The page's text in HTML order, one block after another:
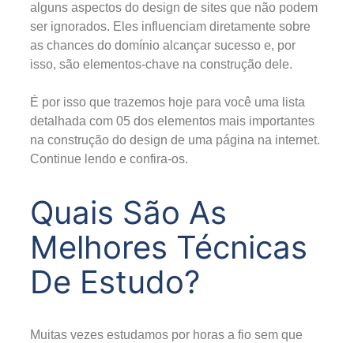
alguns aspectos do design de sites que não podem
ser ignorados. Eles influenciam diretamente sobre
as chances do domínio alcançar sucesso e, por
isso, são elementos-chave na construção dele.
É por isso que trazemos hoje para você uma lista
detalhada com 05 dos elementos mais importantes
na construção do design de uma página na internet.
Continue lendo e confira-os.
Quais São As
Melhores Técnicas
De Estudo?
Muitas vezes estudamos por horas a fio sem que